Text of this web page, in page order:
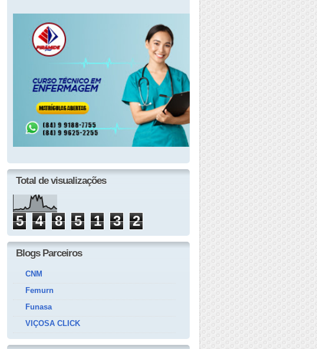
Total de visualizações
5 4 8 5 1 3 2
Blogs Parceiros
CNM
Femurn
Funasa
VIÇOSA CLICK